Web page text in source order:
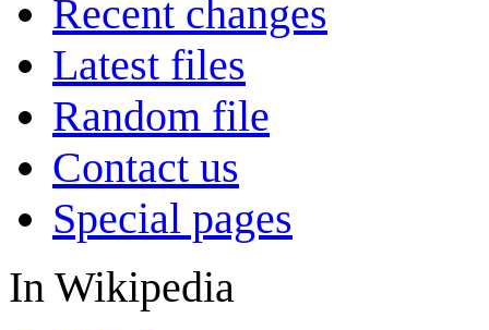
Recent changes
Latest files
Random file
Contact us
Special pages
In Wikipedia